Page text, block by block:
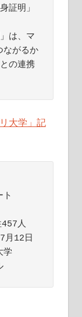
証明」
は、マ
ながるか
の連携
大学」記
ト
457人
月12日
学